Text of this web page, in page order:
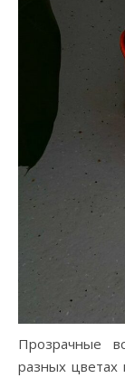
Прозрачные
разных цветах